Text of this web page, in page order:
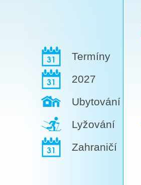
Termíny
2027
Ubytování
Lyžování
Zahraničí